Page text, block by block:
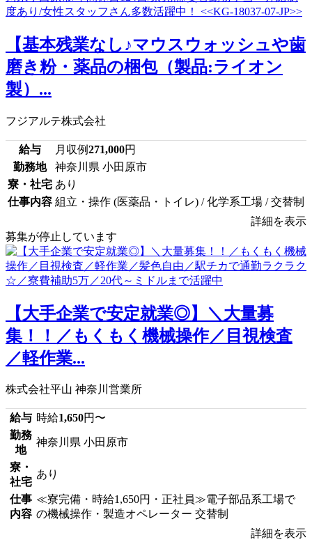
【基本残業なし♪マウスウォッシュや歯
磨き粉・薬品の梱包（製品:ライオン
製）...
フジアルテ株式会社
給与 月収例271,000円
勤務地
神奈川県 小田原市
寮・社宅 あり
仕事内容 組立・操作 (医薬品・トイレ) / 化学系工場 / 交替制
詳細を表示
募集が停止しています
【大手企業で安定就業◎】＼大量募
集！！／もくもく機械操作／目視検査
／軽作業...
株式会社平山 神奈川営業所
給与 時給1,650円〜
勤務
地
神奈川県 小田原市
寮・
社宅
あり
仕事
内容
≪寮完備・時給1,650円・正社員≫電子部品系工場で
の機械操作・製造オペレーター 交替制
詳細を表示